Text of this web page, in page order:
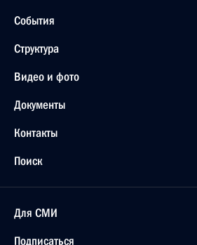
События
Структура
Видео и фото
Документы
Контакты
Поиск
Для СМИ
Подписаться